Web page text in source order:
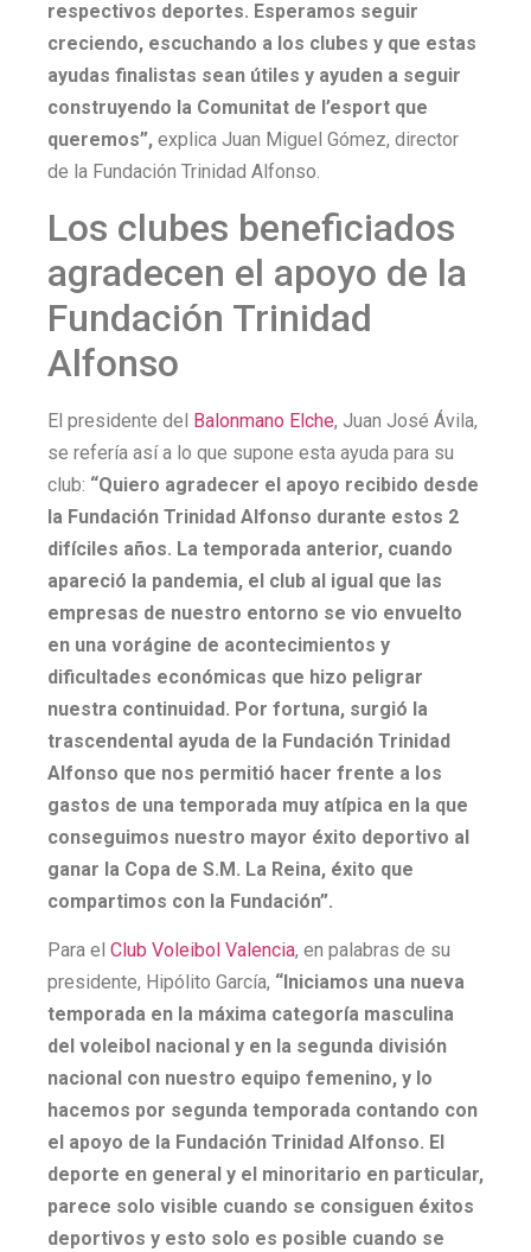
respectivos deportes. Esperamos seguir
creciendo, escuchando a los clubes y que estas
ayudas finalistas sean útiles y ayuden a seguir
construyendo la Comunitat de l’esport que
queremos”, explica Juan Miguel Gómez, director
de la Fundación Trinidad Alfonso.
Los clubes beneficiados
agradecen el apoyo de la
Fundación Trinidad
Alfonso
El presidente del Balonmano Elche, Juan José Ávila,
se refería así a lo que supone esta ayuda para su
club: “Quiero agradecer el apoyo recibido desde
la Fundación Trinidad Alfonso durante estos 2
difíciles años. La temporada anterior, cuando
apareció la pandemia, el club al igual que las
empresas de nuestro entorno se vio envuelto
en una vorágine de acontecimientos y
dificultades económicas que hizo peligrar
nuestra continuidad. Por fortuna, surgió la
trascendental ayuda de la Fundación Trinidad
Alfonso que nos permitió hacer frente a los
gastos de una temporada muy atípica en la que
conseguimos nuestro mayor éxito deportivo al
ganar la Copa de S.M. La Reina, éxito que
compartimos con la Fundación”.
Para el Club Voleibol Valencia, en palabras de su
presidente, Hipólito García, “ Iniciamos una nueva
temporada en la máxima categoría masculina
del voleibol nacional y en la segunda división
nacional con nuestro equipo femenino, y lo
hacemos por segunda temporada contando con
el apoyo de la Fundación Trinidad Alfonso. El
deporte en general y el minoritario en particular,
parece solo visible cuando se consiguen éxitos
deportivos y esto solo es posible cuando se